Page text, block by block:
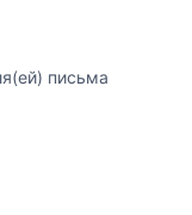
письма